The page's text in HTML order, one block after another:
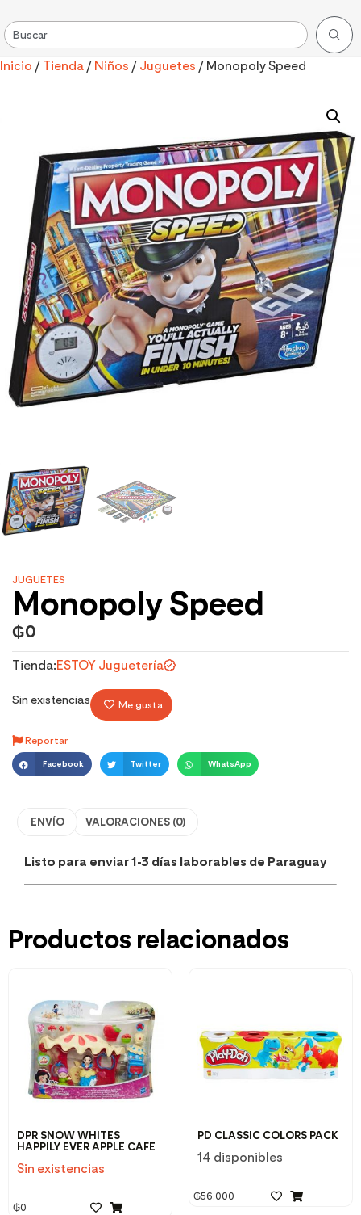
Inicio / Tienda / Niños / Juguetes / Monopoly Speed
JUGUETES
Monopoly Speed
₲0
Tienda:ESTOY Juguetería
Sin existencias Me gusta
Reportar
Facebook Twitter WhatsApp
ENVÍO VALORACIONES (0)
Listo para enviar 1-3 días laborables de Paraguay
Productos relacionados
DPR SNOW WHITES
HAPPILY EVER APPLE CAFE
Sin existencias
₲0
PD CLASSIC COLORS PACK
14 disponibles
₲56.000